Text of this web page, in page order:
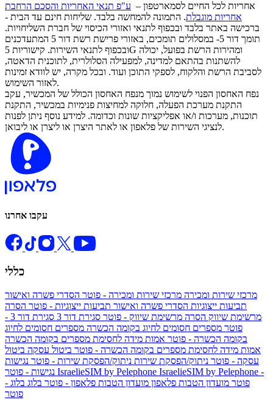
אחריות לכל החיים לסמארטפון – ע"פ תנאי האחריות והסכם הרחבת
אחריות מוגבלת. התמונה להמחשה בלבד. שליחות חינם עד הבית -
ברכישה באתר בלבד ובכפוף לתנאי ואזורי הכיסוי של חברת השליחויות.
תומך דור 5- במסלולים תומכים, באזורי פרישת רשת דור 5 המתעדכנים
ובכפוף לתנאי השירות. קישוריות 5G ומהירות הרשת בפועל, יכולה
להשתנות בהתאם למדינה, למפעילה הסלולרית, לתוכנית הדאטה,
לסביבת הרשת והלקוח, לספקי התוכן ועוד. ובכל מקרה, יש לוודא זמינות
לאזור השימוש.
נפח האחסון הפנוי לשימוש נמוך מנפח האחסון הכולל של המכשיר, עקב
התקנת מערכת הפעלה, חלוקה למחיצות פנימיות במכשיר, התקנת
תוכנות, מערכות ו/או אפליקציות שונות וכדומה. למידע נוסף ניתן לפנות
לנציגי השירות של פלאפון או לאתר היצרן או ליצרן או ליבואן.
עקבו אחרנו
כללי
מרכזי שירות ומכירה מרכזי שירות ומכירה - פוטר הסדרי פשרה ואישור
תביעות ייצוגיות הסדרי פשרה ואישור תביעות ייצוגיות - פוטר הסרה
מרשימת שיווק הסרה מרשימת שיווק - פוטר סגירת דור 3
סגירת דור 3 -
פוטר מספרים חסומים לחיוג בקומה הכשרה מספרים חסומים לחיוג
בקומה הכשרה - פוטר אמות מידה לחסימת מספרים בקומה הכשרה
אמות מידה לחסימת מספרים בקומה הכשרה - פוטר ביטול עסקה ביטול
עסקה - פוטר ניתוק/הפסקת שירות ניתוק/הפסקת שירות - פוטר נגישות
IsraelieSIM by Pelephone IsraelieSIM by Pelephone -
פוטר מועדון הטבות פלאפון מועדון הטבות פלאפון - פוטר בלוג בלוג -
פוטר